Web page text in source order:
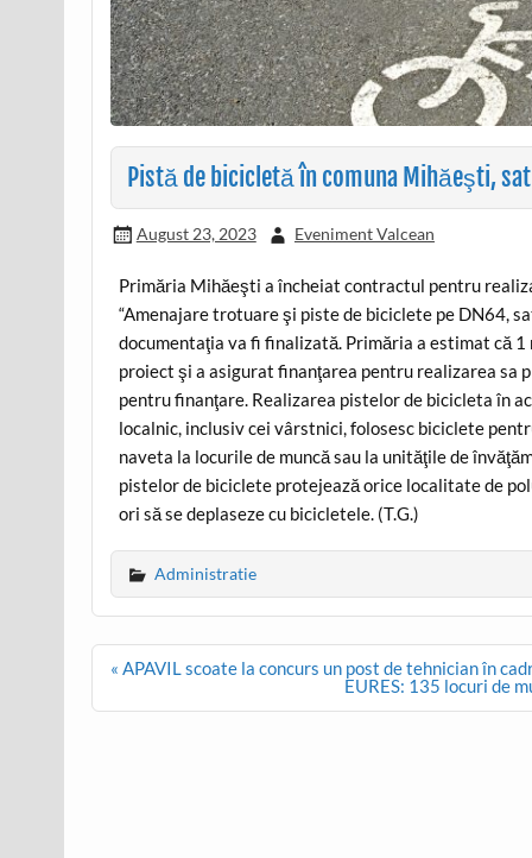
Pistă de bicicletă în comuna Mihăeşti,
August 23, 2023 Eveniment Valcean
Primăria Mihăeşti a încheiat contractul pentru
“Amenajare trotuare şi piste de biciclete pe DN64,
documentaţia va fi finalizată. Primăria a estimat că
proiect şi a asigurat finanţarea pentru realizarea sa
pentru finanţare. Realizarea pistelor de bicicleta în
localnic, inclusiv cei vârstnici, folosesc biciclete
naveta la locurile de muncă sau la unităţile de
pistelor de biciclete protejează orice localitate de
ori să se deplaseze cu bicicletele. (T.G.)
Administratie
Post
« APAVIL scoate la concurs un post de tehnician în
EURES: 135 locuri de